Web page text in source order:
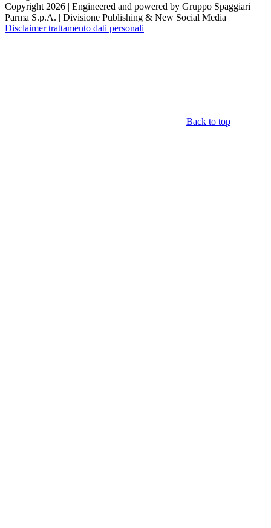
Copyright 2026 | Engineered and powered by Gruppo Spaggiari
Parma S.p.A. | Divisione Publishing & New Social Media
Disclaimer trattamento dati personali
Back to top